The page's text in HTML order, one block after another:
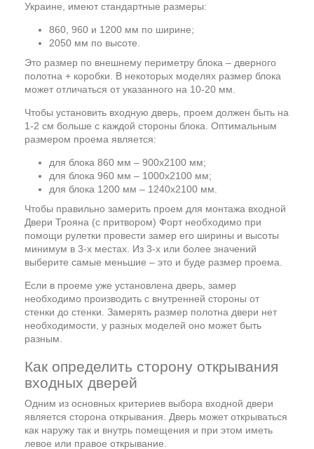
Украине, имеют стандартные размеры:
860, 960 и 1200 мм по ширине;
2050 мм по высоте.
Это размер по внешнему периметру блока – дверного
полотна + коробки. В некоторых моделях размер блока
может отличаться от указанного на 10-20 мм.
Чтобы установить входную дверь, проем должен быть на
1-2 см больше с каждой стороны блока. Оптимальным
размером проема является:
для блока 860 мм – 900х2100 мм;
для блока 960 мм – 1000х2100 мм;
для блока 1200 мм – 1240х2100 мм.
Чтобы правильно замерить проем для монтажа входной
Двери Трояна (с притвором) Форт необходимо при
помощи рулетки провести замер его ширины и высоты
минимум в 3-х местах. Из 3-х или более значений
выберите самые меньшие – это и буде размер проема.
Если в проеме уже установлена дверь, замер
необходимо производить с внутренней стороны от
стенки до стенки. Замерять размер полотна двери нет
необходимости, у разных моделей оно может быть
разным.
Как определить сторону открывания
входных дверей
Одним из основных критериев выбора входной двери
является сторона открывания. Дверь может открываться
как наружу так и внутрь помещения и при этом иметь
левое или правое открывание.